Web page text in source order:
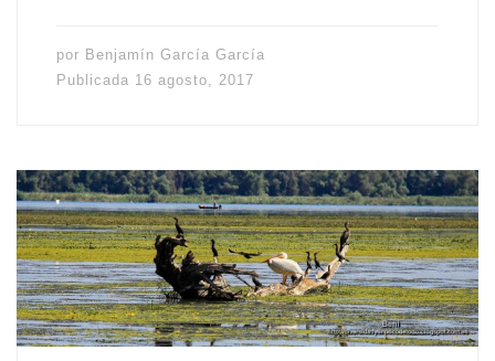
por Benjamín García García
Publicada 16 agosto, 2017